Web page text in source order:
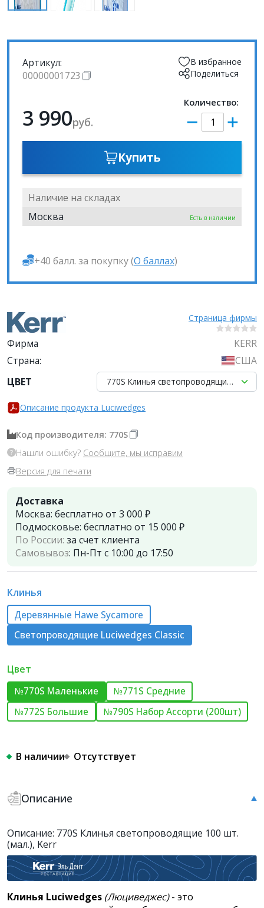
Артикул:
00000001723
В избранное
Поделиться
3 990руб.
Количество:
Купить
Наличие на складах
Москва
Есть в наличии
+40 балл. за покупку (О баллах)
Страница фирмы
Фирма
KERR
Страна:
США
ЦВЕТ
770S Клинья светопроводящие 100
Описание продукта Luciwedges
Код производителя: 770S
Нашли ошибку? Сообщите, мы исправим
Версия для печати
Доставка
Москва: бесплатно от 3 000 ₽
Подмосковье: бесплатно от 15 000 ₽
По России: за счет клиента
Самовывоз: Пн-Пт с 10:00 до 17:50
Клинья
Деревянные Hawe Sycamore
Cветопроводящие Luciwedges Classic
Цвет
№770S Маленькие
№771S Средние
№772S Большие
№790S Набор Ассорти (200шт)
В наличии Отсутствует
Описание
Описание: 770S Клинья светопроводящие 100 шт.
(мал.), Kerr
Клинья Luciwedges (Люциведжес)- это